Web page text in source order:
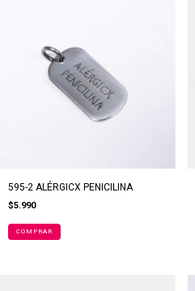
595-2 ALÉRGICX PENICILINA
$5.990